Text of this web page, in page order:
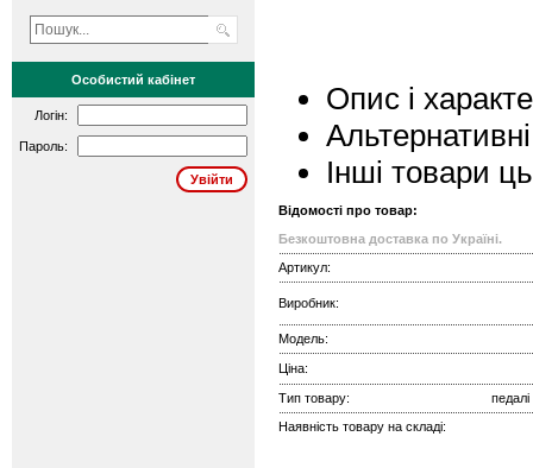
Особистий кабінет
Логін:
Пароль:
Опис і
Інші товари
Відомості про товар:
Безкоштовна доставка по Україні.
Артикул:
Виробник:
Модель:
Ціна:
Тип товару:
педалі
Наявність товару на складі: